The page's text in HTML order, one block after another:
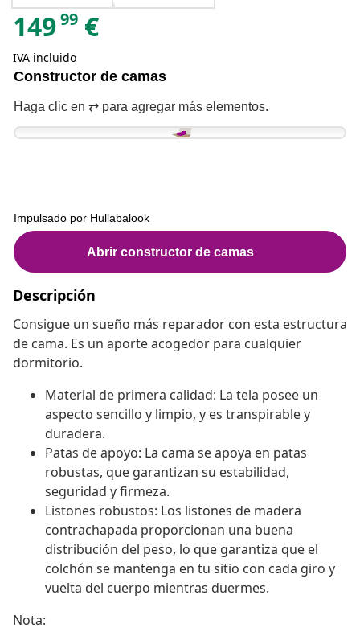
14999 €
IVA incluido
Descripción
Consigue un sueño más reparador con esta estructura
de cama. Es un aporte acogedor para cualquier
dormitorio.
Material de primera calidad: La tela posee un
aspecto sencillo y limpio, y es transpirable y
duradera.
Patas de apoyo: La cama se apoya en patas
robustas, que garantizan su estabilidad,
seguridad y firmeza.
Listones robustos: Los listones de madera
contrachapada proporcionan una buena
distribución del peso, lo que garantiza que el
colchón se mantenga en tu sitio con cada giro y
vuelta del cuerpo mientras duermes.
Nota: